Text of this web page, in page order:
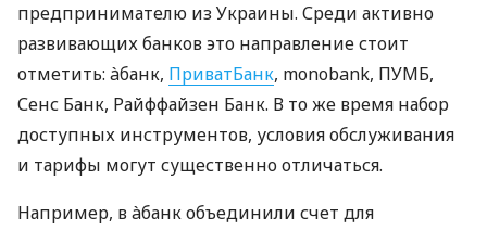
предпринимателю из Украины. Среди активно
развивающих банков это направление стоит
отметить: àбанк, ПриватБанк, monobank, ПУМБ,
Сенс Банк, Райффайзен Банк. В то же время набор
доступных инструментов, условия обслуживания
и тарифы могут существенно отличаться.
Например, в àбанк объединили счет для